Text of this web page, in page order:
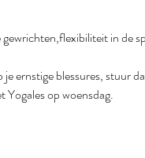
in de
ernstige blessures, stuur
op woensdag.